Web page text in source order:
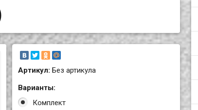
Артикул: Без артикула
Варианты:
Комплект